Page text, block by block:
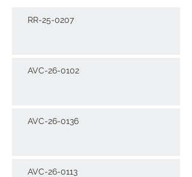
RR-25-0207
AVC-26-0102
AVC-26-0136
AVC-26-0113